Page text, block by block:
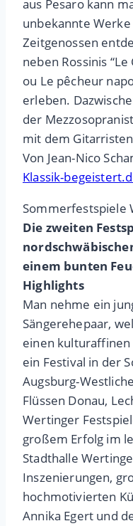
aus Pesaro kann
unbekannte
Zeitgenossen
neben Rossinis
ou Le pêcheur
erleben.
der
mit dem
Von Jean-Nico
Klassik-
Sommerfestspiele
Die zweiten
einem bunten
Highlights
Man nehme ein
Sängerehepaar,
einen kulturaffinen
ein Festival in der
Augsburg-
Flüssen Donau,
Wertinger
großem Erfolg im
Stadthalle
Inszenierungen,
hochmotivierten
Annika Egert und